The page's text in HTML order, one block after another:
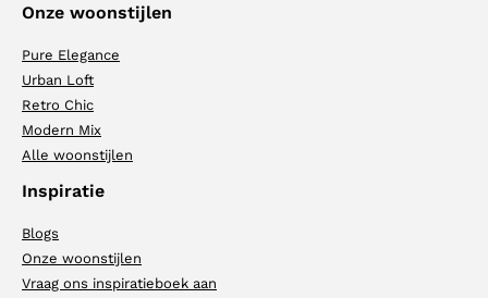
Onze woonstijlen
Pure Elegance
Urban Loft
Retro Chic
Modern Mix
Alle woonstijlen
Inspiratie
Blogs
Onze woonstijlen
Vraag ons inspiratieboek aan